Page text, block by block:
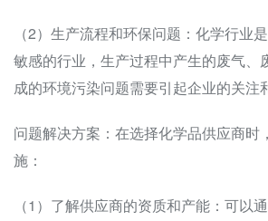
（2）生产流程和环保问题：化学行业
敏感的行业，生产过程中产生的废气、
成的环境污染问题需要引起企业的关注
问题解决方案：在选择化学品供应商时
施：
（1）了解供应商的资质和产能：可以